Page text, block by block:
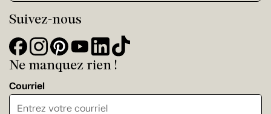
Suivez-nous
Ne manquez rien !
Courriel